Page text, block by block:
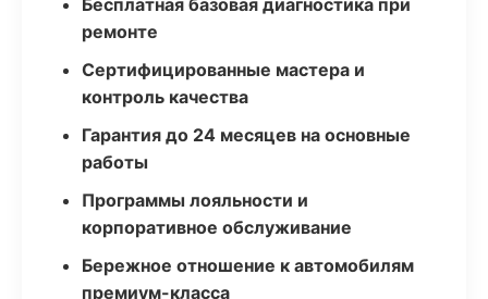
Бесплатная базовая диагностика при
ремонте
Сертифицированные мастера и
контроль качества
Гарантия до 24 месяцев на основные
работы
Программы лояльности и
корпоративное обслуживание
Бережное отношение к автомобилям
премиум-класса